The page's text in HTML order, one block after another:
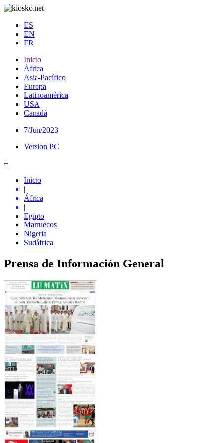
ES
EN
FR
Inicio
África
Asia-Pacífico
Europa
Latinoamérica
USA
Canadá
7/Jun/2023
Version PC
+
Inicio
|
África
|
Egipto
Marruecos
Nigeria
Sudáfrica
Prensa de Información General